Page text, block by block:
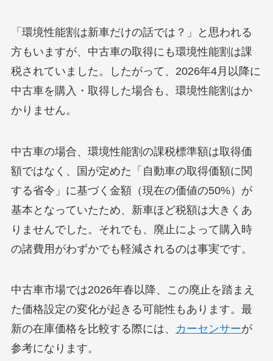
「環境性能割は新車だけの話では？」と思われる
方もいますが、中古車の取得にも環境性能割は課
税されていました。したがって、2026年4月以降に
中古車を購入・取得した場合も、環境性能割はか
かりません。
中古車の場合、環境性能割の課税標準額は取得価
額ではなく、国が定めた「自動車の取得価額に関
する省令」に基づく金額（現在の価値の50%）が
基本となっていたため、新車ほど税額は大きくあ
りませんでした。それでも、廃止によって購入時
の諸費用がわずかでも軽減されるのは事実です。
中古車市場では2026年春以降、この廃止を踏まえ
た価格設定の変化が起きる可能性もあります。最
新の在庫価格を比較する際には、
カーセンサーが
参考になります。